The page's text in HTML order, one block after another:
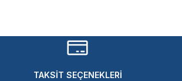
TAKSİT SEÇENEKLERİ